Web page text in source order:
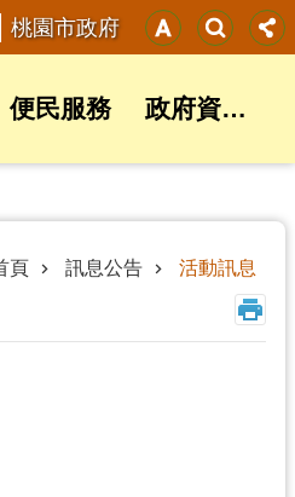
桃園市政府
便民服務 政府資訊公開
頁 訊息公告 活動訊息